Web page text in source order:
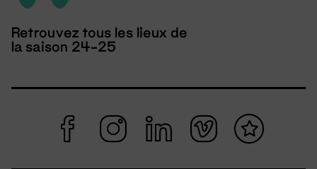
Retrouvez tous les lieux de
la saison 24-25